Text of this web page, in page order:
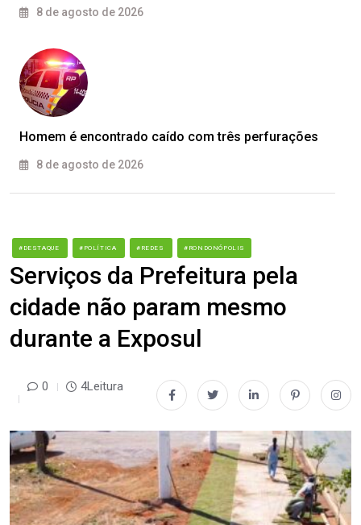
8 de agosto de 2026
Homem é encontrado caído com três perfurações
8 de agosto de 2026
#DESTAQUE #POLÍTICA #REDES #RONDONÓPOLIS
Serviços da Prefeitura pela
cidade não param mesmo
durante a Exposul
0 4Leitura